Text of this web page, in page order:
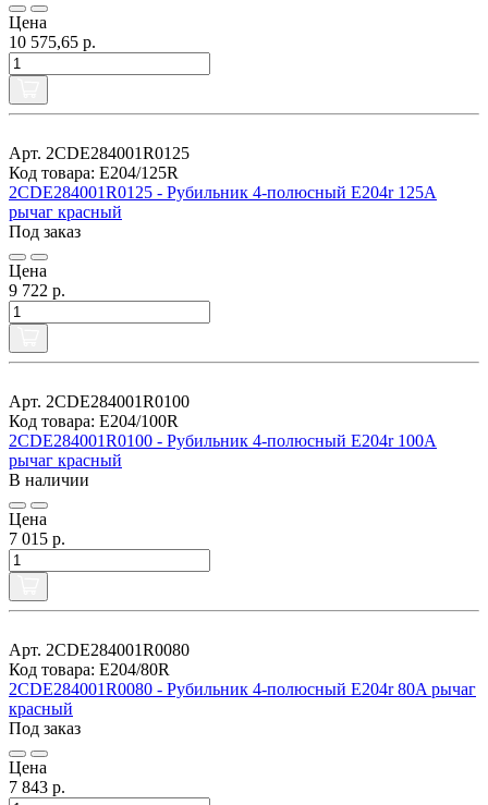
Цена
10 575,65 р.
Арт. 2CDE284001R0125
Код товара: E204/125R
2CDE284001R0125 - Рубильник 4-полюсный E204r 125A
рычаг красный
Под заказ
Цена
9 722 р.
Арт. 2CDE284001R0100
Код товара: E204/100R
2CDE284001R0100 - Рубильник 4-полюсный E204r 100A
рычаг красный
В наличии
Цена
7 015 р.
Арт. 2CDE284001R0080
Код товара: E204/80R
2CDE284001R0080 - Рубильник 4-полюсный E204r 80A рычаг
красный
Под заказ
Цена
7 843 р.